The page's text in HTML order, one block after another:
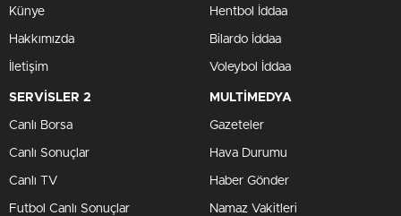
Künye
Hakkımızda
İletişim
Hentbol İddaa
Bilardo İddaa
Voleybol İddaa
SERVİSLER 2
Canlı Borsa
Canlı Sonuçlar
Canlı TV
Futbol Canlı Sonuçlar
MULTİMEDYA
Gazeteler
Hava Durumu
Haber Gönder
Namaz Vakitleri